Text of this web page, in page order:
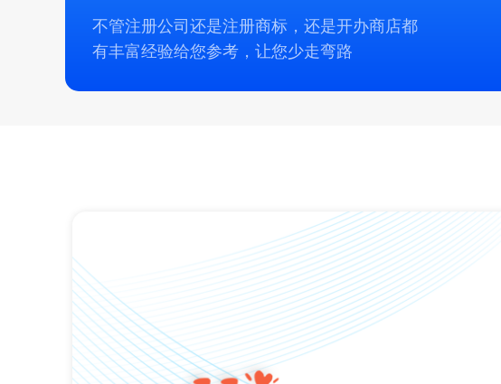
不管注册公司还是注册商标，还是开办商店都
有丰富经验给您参考，让您少走弯路